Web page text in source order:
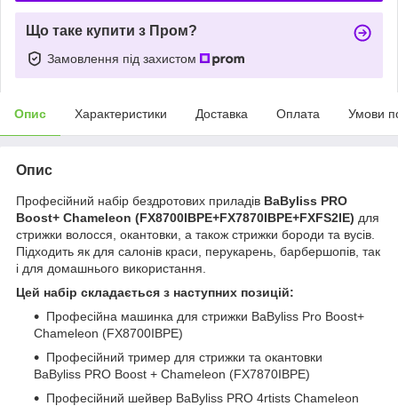
Що таке купити з Пром?
Замовлення під захистом
Опис Характеристики Доставка Оплата Умови
Опис
Професійний набір бездротових приладів BaByliss PRO
Boost+ Chameleon (FX8700IBPE+FX7870IBPE+FXFS2IE) для
стрижки волосся, окантовки, а також стрижки бороди та вусів.
Підходить як для салонів краси, перукарень, барбершопів, так
і для домашнього використання.
Цей набір складається з наступних позицій:
Професійна машинка для стрижки BaByliss Pro Boost+
Chameleon (FX8700IBPE)
Професійний тример для стрижки та окантовки
BaByliss PRO Boost + Chameleon (FX7870IBPE)
Професійний шейвер BaByliss PRO 4rtists Chameleon